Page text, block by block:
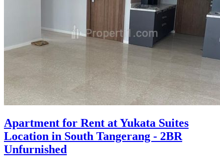
Apartment for Rent at Yukata Suites
Location in South Tangerang - 2BR
Unfurnished